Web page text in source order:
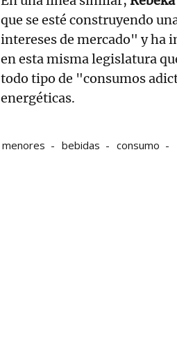
que se esté construyendo
intereses de mercado" y ha
en esta misma legislatura
todo tipo de "consumos
energéticas.
menores bebidas consumo